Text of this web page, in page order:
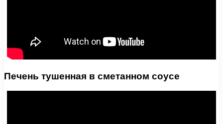
Печень тушенная в сметанном соусе